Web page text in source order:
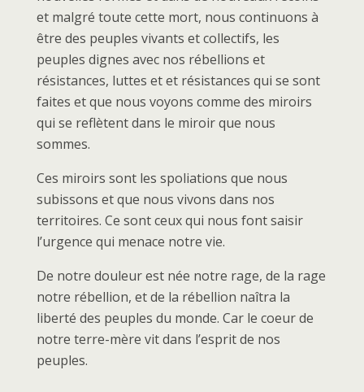
et malgré toute cette mort, nous continuons à
être des peuples vivants et collectifs, les
peuples dignes avec nos rébellions et
résistances, luttes et et résistances qui se sont
faites et que nous voyons comme des miroirs
qui se reflètent dans le miroir que nous
sommes.
Ces miroirs sont les spoliations que nous
subissons et que nous vivons dans nos
territoires. Ce sont ceux qui nous font saisir
l’urgence qui menace notre vie.
De notre douleur est née notre rage, de la rage
notre rébellion, et de la rébellion naîtra la
liberté des peuples du monde. Car le coeur de
notre terre-mère vit dans l’esprit de nos
peuples.